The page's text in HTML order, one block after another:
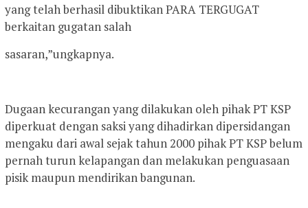
yang telah berhasil dibuktikan PARA TERGUGAT
berkaitan gugatan salah
sasaran,”ungkapnya.
Dugaan kecurangan yang dilakukan oleh pihak PT KSP
diperkuat dengan saksi yang dihadirkan dipersidangan
mengaku dari awal sejak tahun 2000 pihak PT KSP belum
pernah turun kelapangan dan melakukan penguasaan
pisik maupun mendirikan bangunan.